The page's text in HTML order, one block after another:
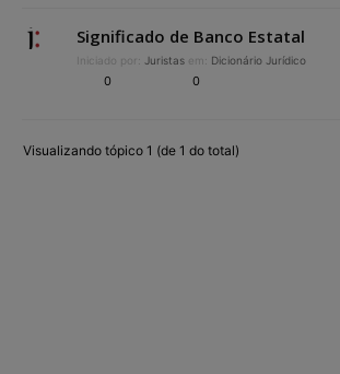
Significado de Banco Estatal
Iniciado por: Juristas em: Dicionário Jurídico
0 0
Visualizando tópico 1 (de 1 do total)